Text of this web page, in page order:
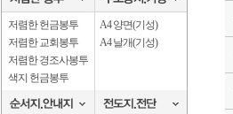
저렴한 헌금봉투
저렴한 교회봉투
저렴한 경조사봉투
색지 헌금봉투
A4 양면(기성)
A4 날개(기성)